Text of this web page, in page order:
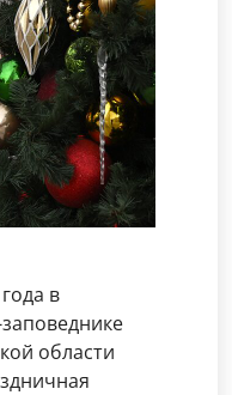
в
области